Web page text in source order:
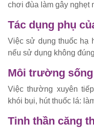
chơi đùa làm gây nghẹt
Tác dụng phụ
Việc sử dụng thuốc hạ
nếu sử dụng không
Môi trường
Việc thường xuyên
khói bụi, hút thuốc lá:
Tinh thần căng